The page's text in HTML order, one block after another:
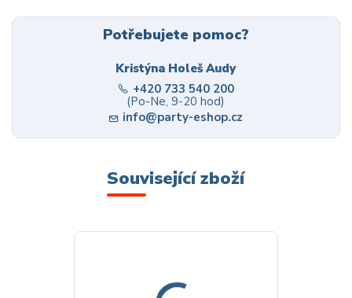
Potřebujete pomoc?
Kristýna Holeš Audy
+420 733 540 200
(Po-Ne, 9-20 hod)
info@party-eshop.cz
Související zboží